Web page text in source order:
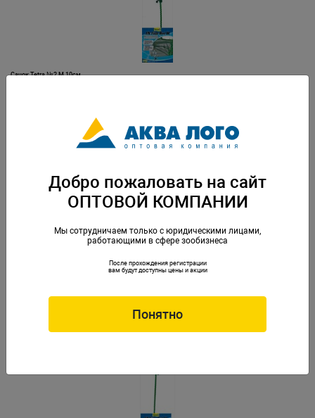
Сачок Tetra №2 M 10см
Добро пожаловать на сайт
ОПТОВОЙ КОМПАНИИ
Мы сотрудничаем только с юридическими лицами,
работающими в сфере зообизнеса
После прохождения регистрации
вам будут доступны цены и акции
Понятно